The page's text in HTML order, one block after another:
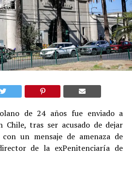
de 24 años fue enviado a
Chile, tras ser acusado de dejar
un mensaje de amenaza de
de la exPenitenciaría de